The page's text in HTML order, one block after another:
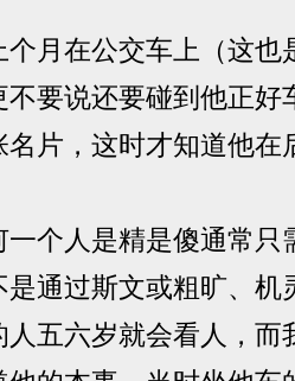
月在公交车上（这也
要说还要碰到他正好
片，这时才知道他在
个人是精是傻通常只
通过斯文或粗旷、机
五六岁就会看人，而